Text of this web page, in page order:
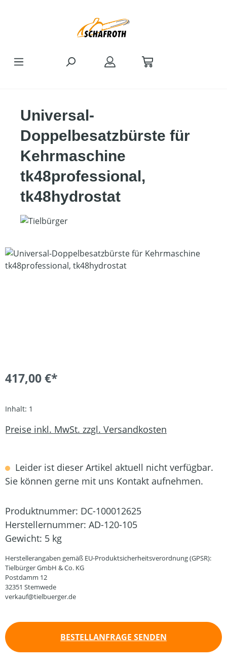
Universal-
Doppelbesatzbürste für
Kehrmaschine
tk48professional,
tk48hydrostat
Bildergalerie überspringen
417,00 €*
Inhalt: 1
Preise inkl. MwSt. zzgl. Versandkosten
Leider ist dieser Artikel aktuell nicht verfügbar.
Sie können gerne mit uns Kontakt aufnehmen.
Produktnummer: DC-100012625
Herstellernummer: AD-120-105
Gewicht: 5 kg
Herstellerangaben gemäß EU-Produktsicherheitsverordnung (GPSR):
Tielbürger GmbH & Co. KG
Postdamm 12
32351 Stemwede
verkauf@tielbuerger.de
BESTELLANFRAGE SENDEN